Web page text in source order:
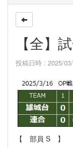
【全】
投稿日時 : 2025/
【 部員 S 】